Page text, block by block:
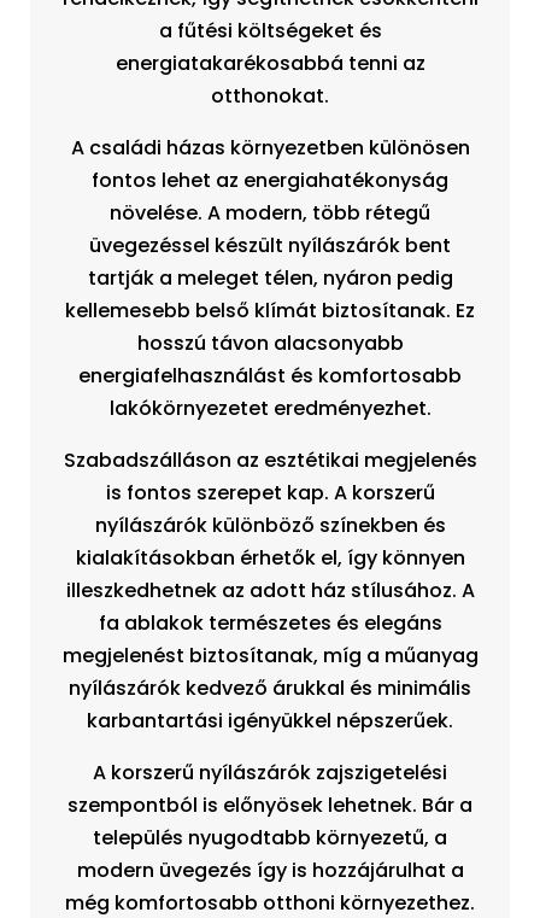
a fűtési költségeket és
energiatakarékosabbá tenni az
otthonokat.
A családi házas környezetben különösen
fontos lehet az energiahatékonyság
növelése. A modern, több rétegű
üvegezéssel készült nyílászárók bent
tartják a meleget télen, nyáron pedig
kellemesebb belső klímát biztosítanak. Ez
hosszú távon alacsonyabb
energiafelhasználást és komfortosabb
lakókörnyezetet eredményezhet.
Szabadszálláson az esztétikai megjelenés
is fontos szerepet kap. A korszerű
nyílászárók különböző színekben és
kialakításokban érhetők el, így könnyen
illeszkedhetnek az adott ház stílusához. A
fa ablakok természetes és elegáns
megjelenést biztosítanak, míg a műanyag
nyílászárók kedvező árukkal és minimális
karbantartási igényükkel népszerűek.
A korszerű nyílászárók zajszigetelési
szempontból is előnyösek lehetnek. Bár a
település nyugodtabb környezetű, a
modern üvegezés így is hozzájárulhat a
még komfortosabb otthoni környezethez.